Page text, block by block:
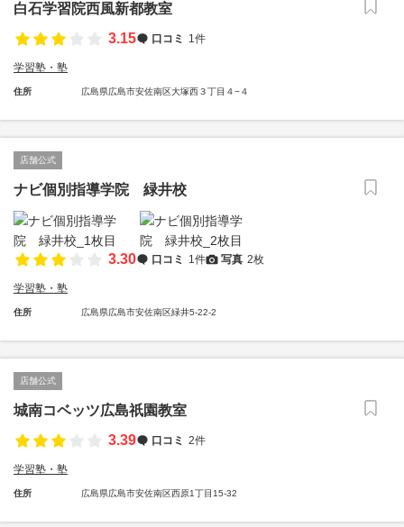
白石学習院西風新都教室
3.15
口コミ 1件
学習塾・塾
住所 広島県広島市安佐南区大塚西３丁目４−４
店舗公式
ナビ個別指導学院 緑井校
3.30 口コミ 1件 写真 2枚
学習塾・塾
住所 広島県広島市安佐南区緑井5-22-2
店舗公式
城南コベッツ広島祇園教室
3.39
口コミ 2件
学習塾・塾
住所 広島県広島市安佐南区西原1丁目15-32